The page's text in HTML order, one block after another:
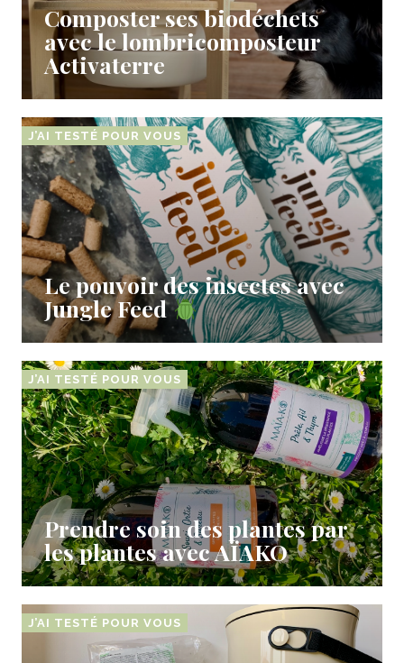
Composter ses biodéchets
avec le lombricomposteur
Activaterre
J’AI TESTÉ POUR VOUS
Le pouvoir des insectes avec
Jungle Feed
J’AI TESTÉ POUR VOUS
Prendre soin des plantes par
les plantes avec AÏAKO
J’AI TESTÉ POUR VOUS